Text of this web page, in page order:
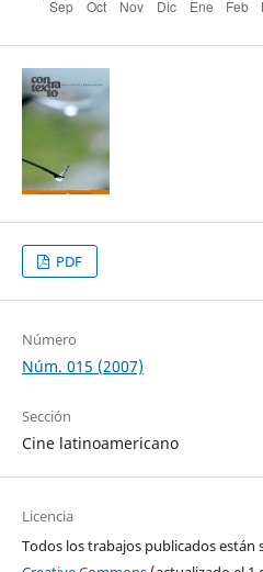
PDF
Número
Núm. 015 (2007)
Sección
Cine latinoamericano
Licencia
Todos los trabajos publicados están